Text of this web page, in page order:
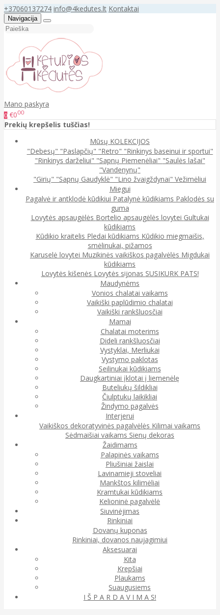
+37060137274 info@4kedutes.lt Kontaktai
Navigacija
Mano paskyra
0 €000
Prekių krepšelis tuščias!
Mūsų KOLEKCIJOS
"Debesų" "Paslapčių" "Retro" "Rinkinys baseinui ir sportui"
"Rinkinys darželiui" "Sapnų Piemenėliai" "Saulės lašai"
"Vandenynų"
"Girių" "Sapnų Gaudyklė" "Lino žvaigždynai" Vežimėliui
Miegui
Pagalvė ir antklodė kūdikiui Patalynė kūdikiams Paklodės su
guma
Lovytės apsaugėlės Bortelio apsaugėlės lovytei Gultukai
kūdikiams
Kūdikio kraitelis Pledai kūdikiams Kūdikio miegmaišis,
smėlinukai, pižamos
Karuselė lovytei Muzikinės vaikiškos pagalvėlės Migdukai
kūdikiams
Lovytės kišenės Lovytės sijonas SUSIKURK PATS!
Maudynėms
Vonios chalatai vaikams
Vaikiški paplūdimio chalatai
Vaikiški rankšluosčiai
Mamai
Chalatai moterims
Dideli rankšluosčiai
Vystyklai, Merliukai
Vystymo paklotas
Seilinukai kūdikiams
Daugkartiniai įklotai į liemenėlę
Buteliukų šildikliai
Čiulptukų laikikliai
Žindymo pagalvės
Interjerui
Vaikiškos dekoratyvinės pagalvėlės Kilimai vaikams
Sėdmaišiai vaikams Sienų dekoras
Žaidimams
Palapinės vaikams
Pliušiniai žaislai
Lavinamieji stoveliai
Mankštos kilimėliai
Kramtukai kūdikiams
Kelioninė pagalvėlė
Siuvinėjimas
Rinkiniai
Dovanų kuponas
Rinkiniai, dovanos naujagimiui
Aksesuarai
Kita
Krepšiai
Plaukams
Suaugusiems
I Š P A R D A V I M A S!